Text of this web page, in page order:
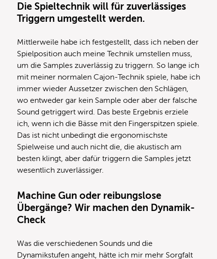
Die Spieltechnik will für zuverlässiges
Triggern umgestellt werden.
Mittlerweile habe ich festgestellt, dass ich neben der
Spielposition auch meine Technik umstellen muss,
um die Samples zuverlässig zu triggern. So lange ich
mit meiner normalen Cajon-Technik spiele, habe ich
immer wieder Aussetzer zwischen den Schlägen,
wo entweder gar kein Sample oder aber der falsche
Sound getriggert wird. Das beste Ergebnis erziele
ich, wenn ich die Bässe mit den Fingerspitzen spiele.
Das ist nicht unbedingt die ergonomischste
Spielweise und auch nicht die, die akustisch am
besten klingt, aber dafür triggern die Samples jetzt
wesentlich zuverlässiger.
Machine Gun oder reibungslose
Übergänge? Wir machen den Dynamik-
Check
Was die verschiedenen Sounds und die
Dynamikstufen angeht, hätte ich mir mehr Sorgfalt